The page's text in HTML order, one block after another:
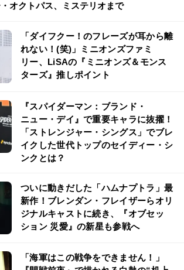
オクトパス、ミステリオまで
「ダイフクー！のフレーズが耳から離
れない！(笑)」ミニオンズファミ
リー、LiSAの『ミニオンズ＆モンス
ターズ』推しポイント
『スパイダーマン：ブランド・
ニュー・デイ』で重要キャラに抜擢！
「ストレンジャー・シングス」でブレ
イクした世代トップのセイディー・シ
ンクとは？
ついに動きだした「ハムナプトラ」最
新作！ブレンダン・フレイザーらオリ
ジナルキャストに続き、『オブセッ
ション 災愛』の新星も参戦へ
「海軍はこの戦争をできません！」